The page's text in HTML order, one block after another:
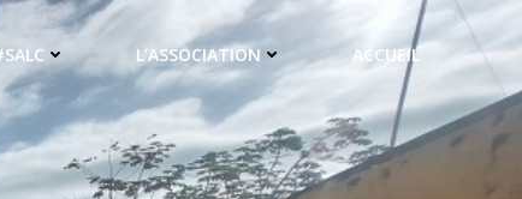
L’ASSOCIATION ACCUEIL